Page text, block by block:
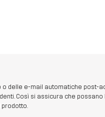
delle e-mail automatiche post-
Così si assicura che